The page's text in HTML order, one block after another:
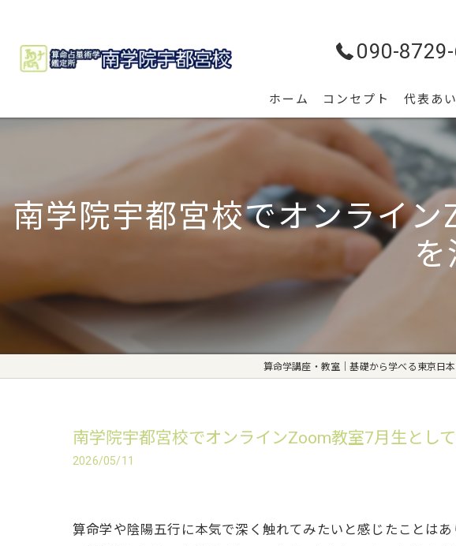
090-
ホーム コンセプト 代表あ
南学院宇都宮校でオンライ
算命学講座・教室｜基礎から学べる東京日本
南学院宇都宮校でオンラインZoom教室7月生とし
2026/05/11
算命学や陰陽五行に本気で深く触れてみたいと感じたことは